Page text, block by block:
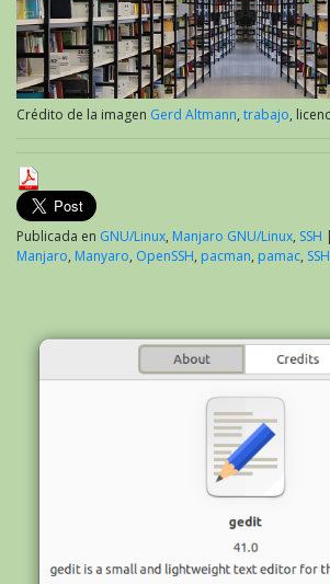
Crédito de la imagen Gerd Altmann, trabajo,
Publicada en GNU/Linux, Manjaro GNU/Linux, SSH |
Manjaro, Manyaro, OpenSSH, pacman, pamac, SSH